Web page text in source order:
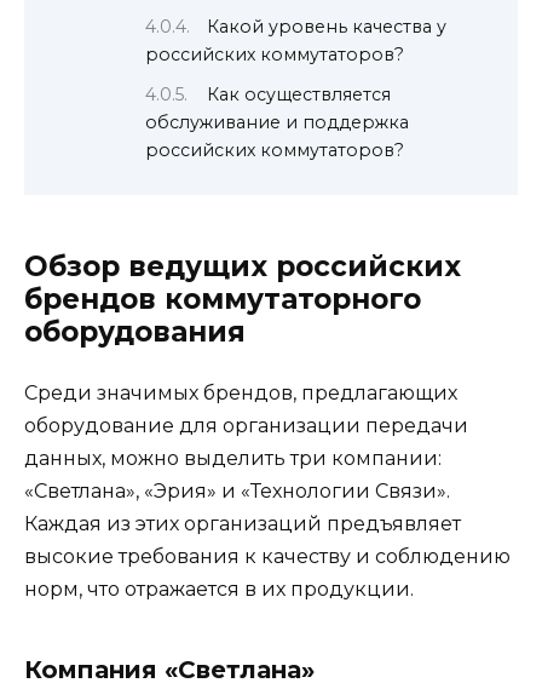
Какой уровень качества у
российских коммутаторов?
Как осуществляется
обслуживание и поддержка
российских коммутаторов?
Обзор ведущих российских
брендов коммутаторного
оборудования
Среди значимых брендов, предлагающих
оборудование для организации передачи
данных, можно выделить три компании:
«Светлана», «Эрия» и «Технологии Связи».
Каждая из этих организаций предъявляет
высокие требования к качеству и соблюдению
норм, что отражается в их продукции.
Компания «Светлана»